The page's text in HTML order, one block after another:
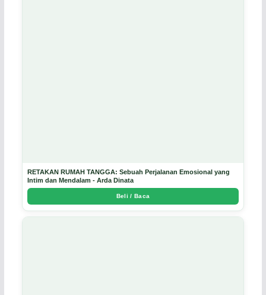
RETAKAN RUMAH TANGGA: Sebuah Perjalanan Emosional yang
Intim dan Mendalam - Arda Dinata
Beli / Baca